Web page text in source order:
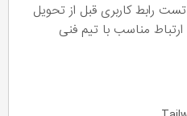
رابط کاربری قبل از تحویل
ارتباط مناسب با تیم فنی